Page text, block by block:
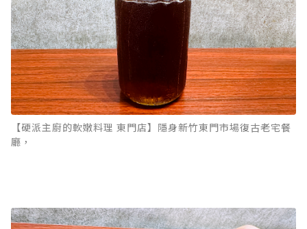
【硬派主廚的軟嫩料理 東門店】隱身新竹東門市場復古老宅餐
廳，